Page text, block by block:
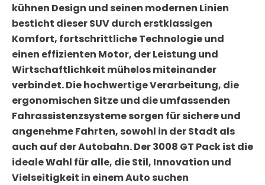
kühnen Design und seinen modernen Linien
besticht dieser SUV durch erstklassigen
Komfort, fortschrittliche Technologie und
einen effizienten Motor, der Leistung und
Wirtschaftlichkeit mühelos miteinander
verbindet. Die hochwertige Verarbeitung, die
ergonomischen Sitze und die umfassenden
Fahrassistenzsysteme sorgen für sichere und
angenehme Fahrten, sowohl in der Stadt als
auch auf der Autobahn. Der 3008 GT Pack ist die
ideale Wahl für alle, die Stil, Innovation und
Vielseitigkeit in einem Auto suchen